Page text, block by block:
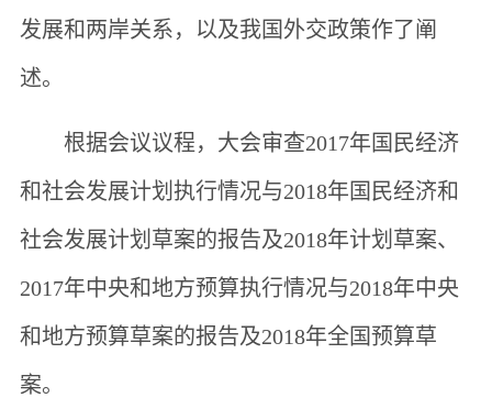
发展和两岸关系，以及我国外交政策作了阐
述。
根据会议议程，大会审查2017年国民经济
和社会发展计划执行情况与2018年国民经济和
社会发展计划草案的报告及2018年计划草案、
2017年中央和地方预算执行情况与2018年中央
和地方预算草案的报告及2018年全国预算草
案。